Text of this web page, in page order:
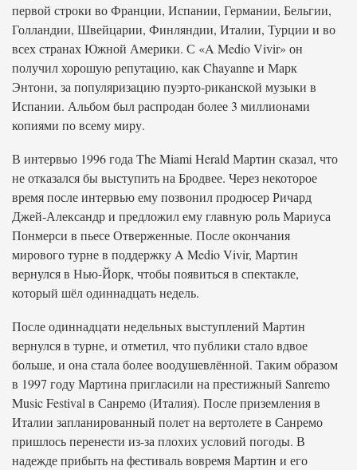
первой строки во Франции, Испании, Германии, Бельгии,
Голландии, Швейцарии, Финляндии, Италии, Турции и во
всех странах Южной Америки. С «A Medio Vivir» он
получил хорошую репутацию, как Chayanne и Марк
Энтони, за популяризацию пуэрто-риканской музыки в
Испании. Альбом был распродан более 3 миллионами
копиями по всему миру.
В интервью 1996 года The Miami Herald Мартин сказал, что
не отказался бы выступить на Бродвее. Через некоторое
время после интервью ему позвонил продюсер Ричард
Джей-Александр и предложил ему главную роль Мариуса
Понмерси в пьесе Отверженные. После окончания
мирового турне в поддержку A Medio Vivir, Мартин
вернулся в Нью-Йорк, чтобы появиться в спектакле,
который шёл одиннадцать недель.
После одиннадцати недельных выступлений Мартин
вернулся в турне, и отметил, что публики стало вдвое
больше, и она стала более воодушевлённой. Таким образом
в 1997 году Мартина пригласили на престижный Sanremo
Music Festival в Санремо (Италия). После приземления в
Италии запланированный полет на вертолете в Санремо
пришлось перенести из-за плохих условий погоды. В
надежде прибыть на фестиваль вовремя Мартин и его